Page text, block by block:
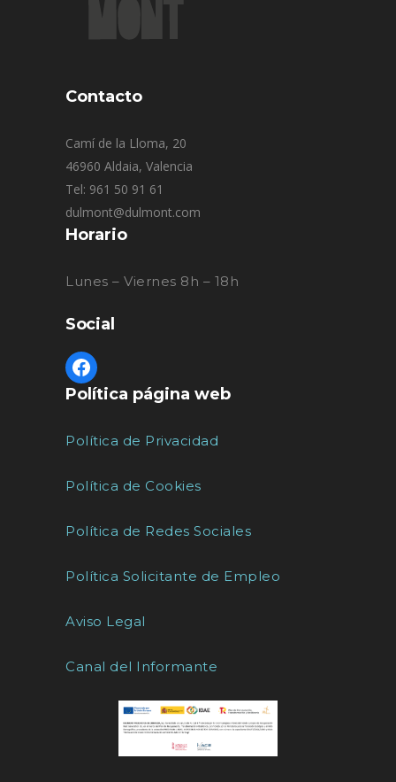
Contacto
Camí de la Lloma, 20
46960 Aldaia, Valencia
Tel: 961 50 91 61
dulmont@dulmont.com
Horario
Lunes – Viernes 8h – 18h
Social
Política página web
Política de Privacidad
Política de Cookies
Política de Redes Sociales
Política Solicitante de Empleo
Aviso Legal
Canal del Informante